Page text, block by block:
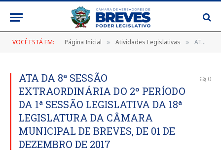
VOCÊ ESTÁ EM: Página Inicial » Atividades Legislativas » ATA DA 8ª SESSÃO EXTRAORDINÁRIA DO 2º PERÍODO DA 1ª SESSÃO LEGISLATIVA DA 18ª LEGISLATURA DA CÂMARA MUNICIPAL DE BREVES, DE 01 DE DEZEMBRO DE 2017
ATA DA 8ª SESSÃO
EXTRAORDINÁRIA DO 2º PERÍODO
DA 1ª SESSÃO LEGISLATIVA DA 18ª
LEGISLATURA DA CÂMARA
MUNICIPAL DE BREVES, DE 01 DE
DEZEMBRO DE 2017
0